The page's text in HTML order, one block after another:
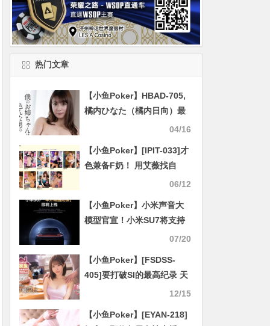
热门文章
【小鱼Poker】HBAD-705,
橘内ひなた（橘内日向）最
新作品2025/03/06发布！04/16
【小鱼Poker】[IPIT-033]才
色兼备F奶！ 用艾薇找自
信！ IP社最强新人就是美澄
06/12
【小鱼Poker】小米声音大
模型官宣！小米SU7将支持
07/20
【小鱼Poker】[FSDSS-
405]要打破SI的最高纪录 天
使萌（天使もえ）一人单挑
12/15
【小鱼Poker】[EYAN-218]